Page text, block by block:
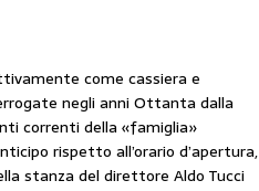
come cassiera e
negli anni Ottanta dalla
correnti della «famiglia»
rispetto all’orario d’apertura,
stanza del direttore Aldo Tucci